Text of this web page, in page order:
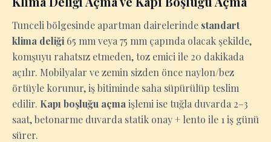
Tunceli bölgesinde apartman dairelerinde standart
klima deliği 65 mm veya 75 mm çapında olacak şekilde,
komşuyu rahatsız etmeden, toz emici ile 20 dakikada
açılır. Mobilyalar ve zemin sizden önce naylon/bez
örtüyle korunur, iş bitiminde saha süpürülüp teslim
edilir. Kapı boşluğu açma işlemi ise tuğla duvarda 2–3
saat, betonarme duvarda statik onay + lento ile 1 iş günü
sürer.